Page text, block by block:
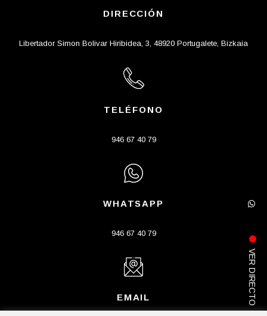
DIRECCIÓN
Libertador Simon Bolivar Hiribidea, 3, 48920 Portugalete, Bizkaia
TELÉFONO
946 67 40 79
WHATSAPP
946 67 40 79
EMAIL VER DIRECTO